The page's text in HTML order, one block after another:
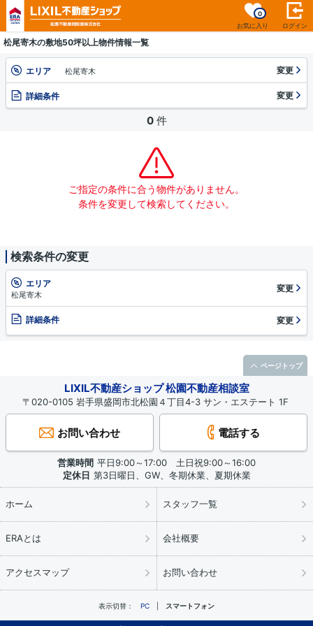
お気に入り
0
ログイン
松尾寄木の敷地50坪以上物件情報一覧
エリア 松尾寄木 変更
詳細条件 変更
0 件
ご指定の条件に合う物件がありません。
条件を変更して検索してください。
検索条件の変更
エリア
松尾寄木
変更
詳細条件 変更
LIXIL不動産ショップ 松園不動産相談室
〒020-0105 岩手県盛岡市北松園４丁目4-3 サン・エステート 1F
お問い合わせ 電話する
営業時間 平日9:00～17:00 土日祝9:00～16:00
定休日 第3日曜日、GW、冬期休業、夏期休業
ホーム スタッフ一覧
ERAとは 会社概要
アクセスマップ お問い合わせ
表示切替： PC スマートフォン
ページトップ